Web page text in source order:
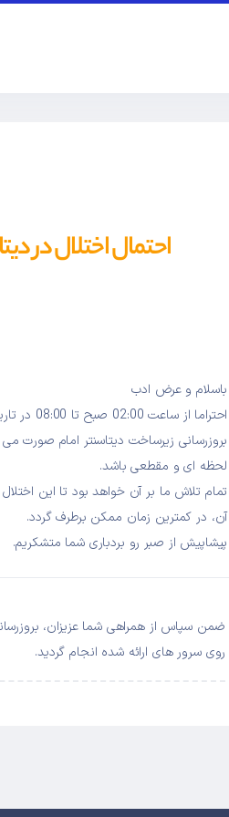
احتمال اختلال در
باسلام و عرض ادب
بروزرسانی زیرساخت دیتاسنتر امام صورت
لحظه ای و مقطعی باشد.
تمام تلاش ما بر آن خواهد بود تا این
آن، در کمترین زمان ممکن برطرف گردد.
پیشاپیش از صبر رو بردباری شما متشکریم.
ضمن سپاس از همراهی شما عزیزان،
روی سرور های ارائه شده انجام گردید.